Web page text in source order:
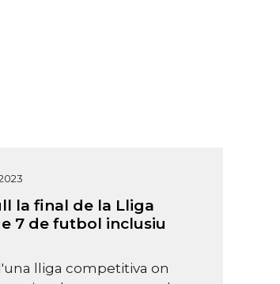
la final de la Lliga
7 de futbol inclusiu
lliga competitiva on